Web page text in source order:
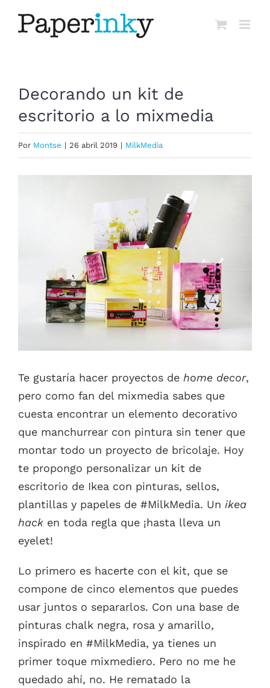
Decorando un kit de
escritorio a lo mixmedia
Por Montse | 26 abril 2019 | MilkMedia
Te gustaría hacer proyectos de home decor,
pero como fan del mixmedia sabes que
cuesta encontrar un elemento decorativo
que manchurrear con pintura sin tener que
montar todo un proyecto de bricolaje. Hoy
te propongo personalizar un kit de
escritorio de Ikea con pinturas, sellos,
plantillas y papeles de #MilkMedia. Un ikea
hack en toda regla que ¡hasta lleva un
eyelet!
Lo primero es hacerte con el kit, que se
compone de cinco elementos que puedes
usar juntos o separarlos. Con una base de
pinturas chalk negra, rosa y amarillo,
inspirado en #MilkMedia, ya tienes un
primer toque mixmediero. Pero no me he
quedado ahí, no. He rematado la